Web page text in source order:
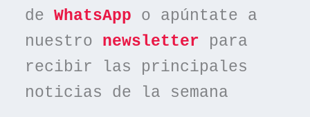
de WhatsApp o apúntate a
nuestro newsletter para
recibir las principales
noticias de la semana